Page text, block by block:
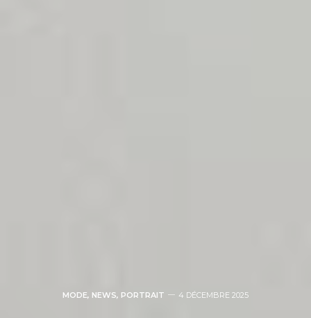
MODE, NEWS, PORTRAIT 4 DÉCEMBRE 2025